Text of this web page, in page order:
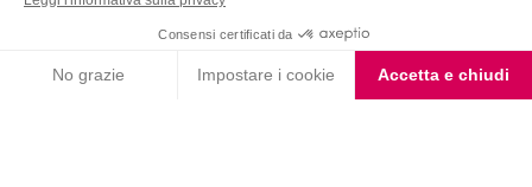
Nutrition & Sante' Italia Spa